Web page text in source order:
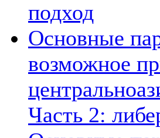
подход
Основные
возможное
Часть 2: